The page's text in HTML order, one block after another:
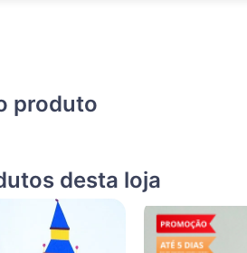
produto
desta loja